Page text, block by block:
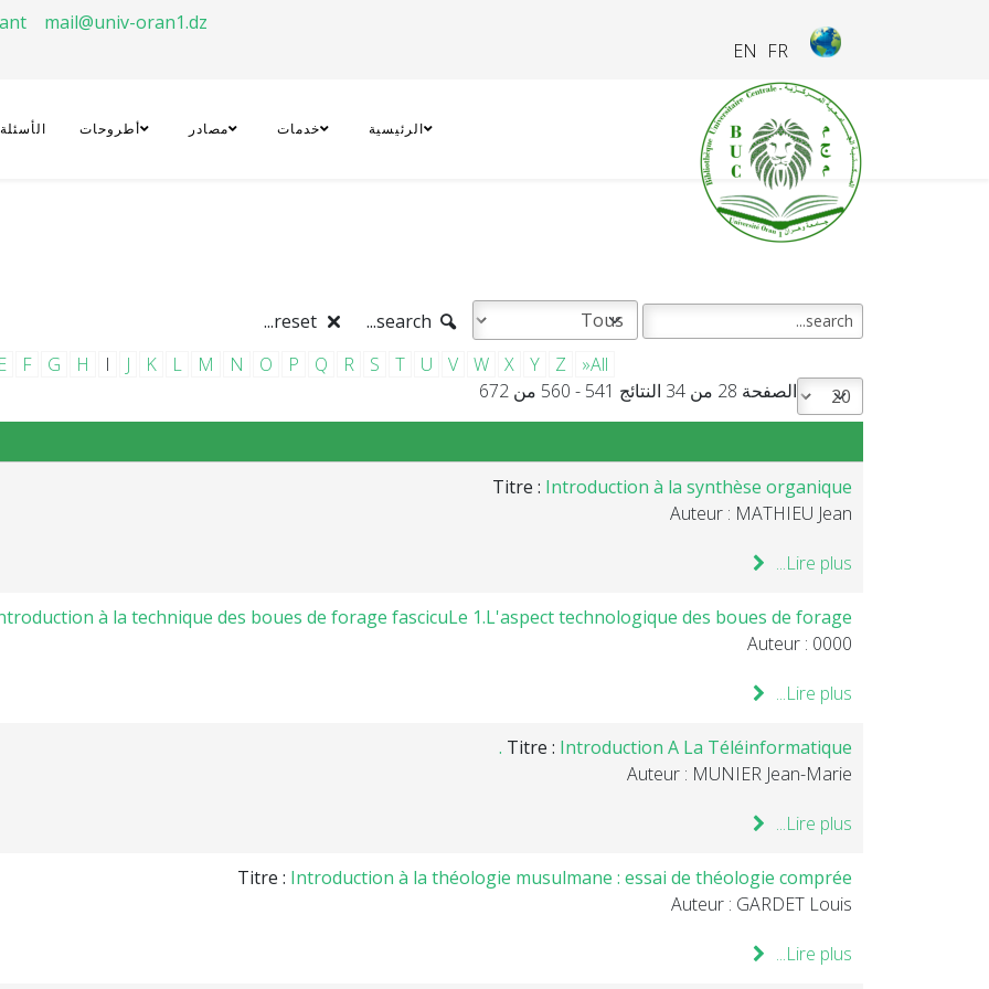
FR
EN
mail@univ-oran1.dz
الرئيسية خدمات مصادر أطروحات
E F G H I J K L M N O P Q R S T U V W X Y Z
»All
الصفحة 28 من 34 النتائج 541 - 560 من 672
Titre : Introduction à la synthèse organique
Auteur : MATHIEU Jean
Lire plus...
à la technique des boues de forage fascicuLe 1.L'aspect technologique des boues de forage
Auteur : 0000
Lire plus...
Titre : Introduction A La Téléinformatique .
Auteur : MUNIER Jean-Marie
Lire plus...
Titre : Introduction à la théologie musulmane : essai de théologie comprée
Auteur : GARDET Louis
Lire plus...